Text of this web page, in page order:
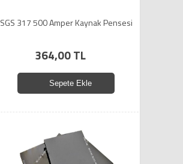
SGS 317 500 Amper Kaynak Pensesi
364,00 TL
Sepete Ekle